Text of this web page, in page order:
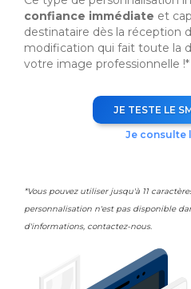
confiance immédiate et
destinataire dès la réception
modification qui fait toute la
votre image professionnelle !*
JE TESTE LE
Je consulte
*Vous pouvez utiliser jusqu'à 11
personnalisation n'est pas disponible
d'informations, contactez-nous.